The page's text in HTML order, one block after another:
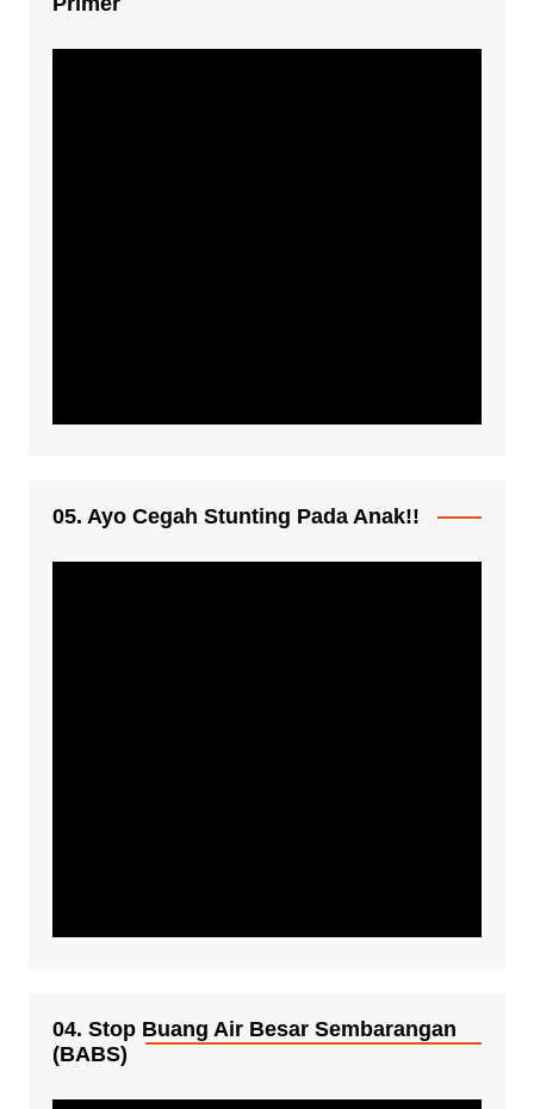
05. Ayo Cegah Stunting Pada Anak!!
04. Stop Buang Air Besar Sembarangan
(BABS)